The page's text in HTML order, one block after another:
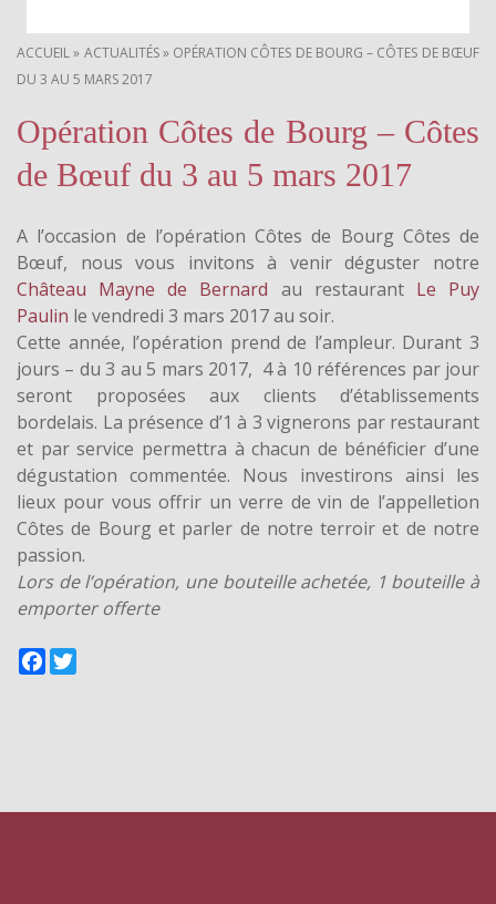
ACCUEIL» ACTUALITÉS» OPÉRATION CÔTES DE BOURG – CÔTES DE BŒUF
DU 3 AU 5 MARS 2017
Opération Côtes de Bourg – Côtes
de Bœuf du 3 au 5 mars 2017
A l’occasion de l’opération Côtes de Bourg Côtes de
Bœuf, nous vous invitons à venir déguster notre
Château Mayne de Bernard au restaurant Le Puy
Paulin le vendredi 3 mars 2017 au soir.
Cette année, l’opération prend de l’ampleur. Durant 3
jours – du 3 au 5 mars 2017, 4 à 10 références par jour
seront proposées aux clients d’établissements
bordelais. La présence d’1 à 3 vignerons par restaurant
et par service permettra à chacun de bénéficier d’une
dégustation commentée. Nous investirons ainsi les
lieux pour vous offrir un verre de vin de l’appelletion
Côtes de Bourg et parler de notre terroir et de notre
passion.
Lors de l’opération, une bouteille achetée, 1 bouteille à
emporter offerte
Facebook